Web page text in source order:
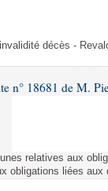
des lois
des lois
de droit
décès -
n° 18681 de M.
relatives aux
obligations liées